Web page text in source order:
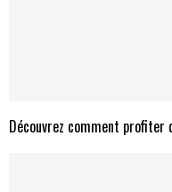
Découvrez comment